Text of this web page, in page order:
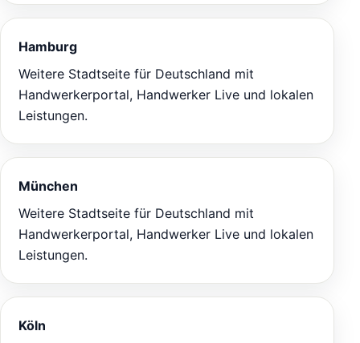
Hamburg
Weitere Stadtseite für Deutschland mit
Handwerkerportal, Handwerker Live und lokalen
Leistungen.
München
Weitere Stadtseite für Deutschland mit
Handwerkerportal, Handwerker Live und lokalen
Leistungen.
Köln